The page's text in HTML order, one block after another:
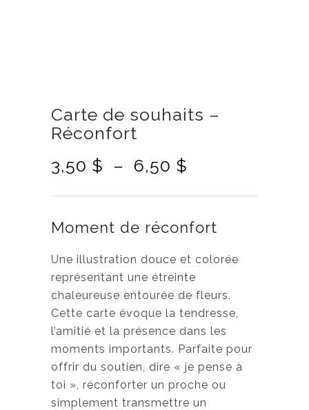
Carte de souhaits –
Réconfort
3,50 $ – 6,50 $
g
e
d
e
p
r
i
x
:
3
Moment de réconfort
Une illustration douce et colorée
représentant une étreinte
chaleureuse entourée de fleurs.
Cette carte évoque la tendresse,
l’amitié et la présence dans les
moments importants. Parfaite pour
offrir du soutien, dire « je pense à
toi », réconforter un proche ou
simplement transmettre un